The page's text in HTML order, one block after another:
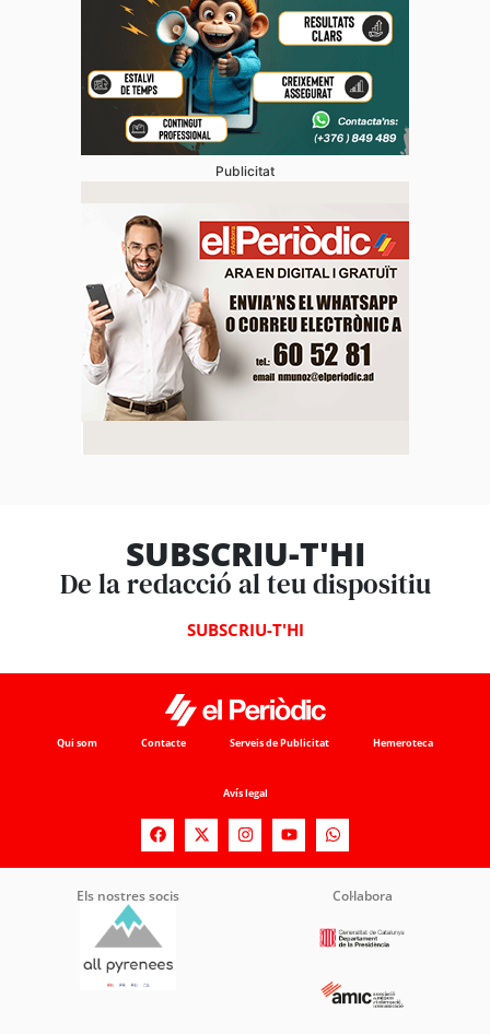
Publicitat
SUBSCRIU-T'HI
De la redacció al teu dispositiu
SUBSCRIU-T'HI
Qui som Contacte Serveis de Publicitat Hemeroteca
Avís legal
Els nostres socis Col·labora